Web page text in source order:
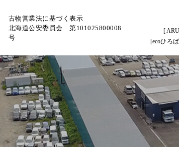
古物営業法に基づく表示
北海道公安委員会 第101025800008
号
[
[ecoひろ